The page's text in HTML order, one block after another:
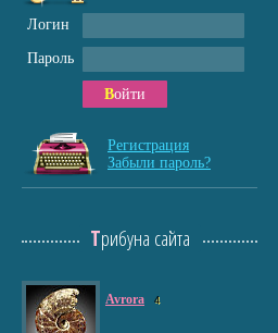
Логин
Пароль
Войти
Регистрация
Забыли пароль?
Трибуна сайта
Avrora 4